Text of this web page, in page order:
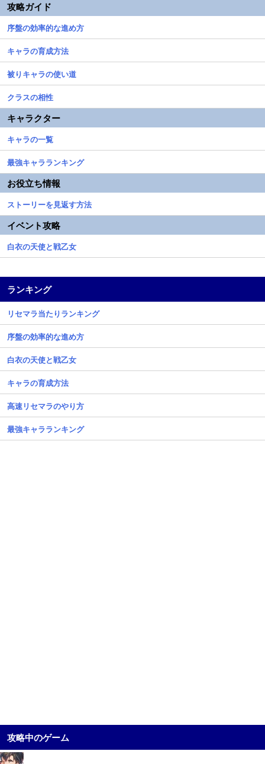
攻略ガイド
序盤の効率的な進め方
キャラの育成方法
被りキャラの使い道
クラスの相性
キャラクター
キャラの一覧
最強キャラランキング
お役立ち情報
ストーリーを見返す方法
イベント攻略
白衣の天使と戦乙女
ランキング
リセマラ当たりランキング
序盤の効率的な進め方
白衣の天使と戦乙女
キャラの育成方法
高速リセマラのやり方
最強キャラランキング
攻略中のゲーム